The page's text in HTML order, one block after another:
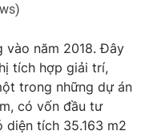
bằng AI
vào năm 2018. Đây
tích hợp giải trí,
trong những dự án
có vốn đầu tư
diện tích 35.163 m2